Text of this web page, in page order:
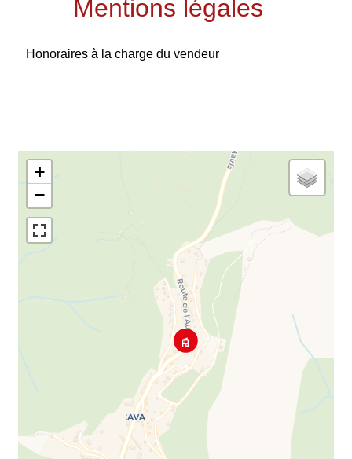
Mentions légales
Honoraires à la charge du vendeur
+
−